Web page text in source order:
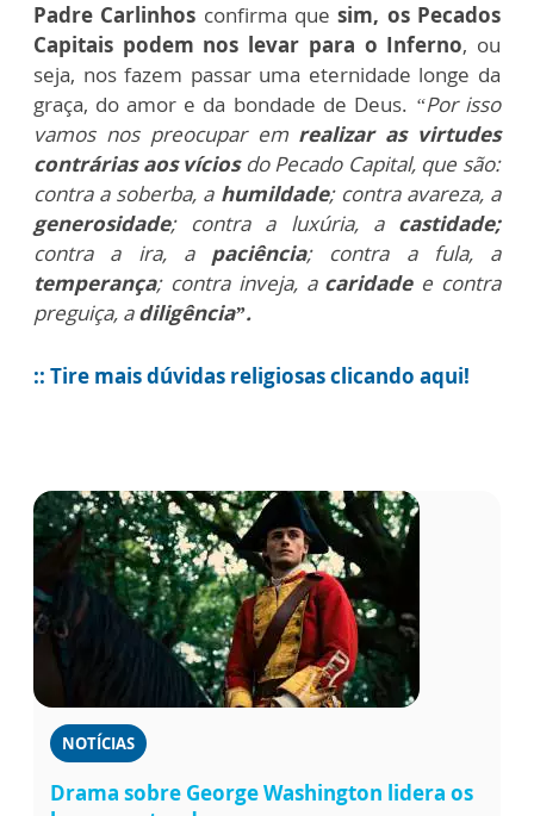
Padre Carlinhos confirma que sim, os Pecados
Capitais podem nos levar para o Inferno, ou
seja, nos fazem passar uma eternidade longe da
graça, do amor e da bondade de Deus. “Por isso
vamos nos preocupar em realizar as virtudes
contrárias aos víciosdo Pecado Capital, que são:
contra a soberba, a humildade; contra avareza, a
generosidade; contra a luxúria, acastidade;
contra a ira, a paciência; contra a fula, a
temperança; contra inveja, a caridade e contra
preguiça, adiligência”.
:: Tire mais dúvidas religiosas clicando aqui!
NOTÍCIAS
Drama sobre George Washington lidera os